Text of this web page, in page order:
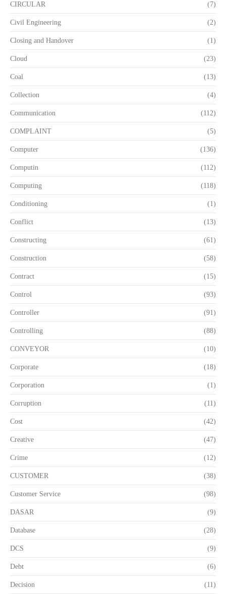
CIRCULAR (7)
Civil Engineering (2)
Closing and Handover (1)
Cloud (23)
Coal (13)
Collection (4)
Communication (112)
COMPLAINT (5)
Computer (136)
Computin (112)
Computing (118)
Conditioning (1)
Conflict (13)
Constructing (61)
Construction (58)
Contract (15)
Control (93)
Controller (91)
Controlling (88)
CONVEYOR (10)
Corporate (18)
Corporation (1)
Corruption (11)
Cost (42)
Creative (47)
Crime (12)
CUSTOMER (38)
Customer Service (98)
DASAR (9)
Database (28)
DCS (9)
Debt (6)
Decision (11)